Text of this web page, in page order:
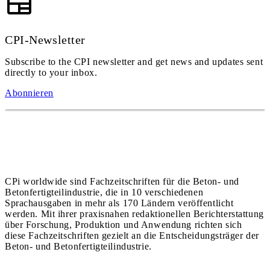
CPI-Newsletter
Subscribe to the CPI newsletter and get news and updates sent
directly to your inbox.
Abonnieren
CPi worldwide sind Fachzeitschriften für die Beton- und
Betonfertigteilindustrie, die in 10 verschiedenen
Sprachausgaben in mehr als 170 Ländern veröffentlicht
werden. Mit ihrer praxisnahen redaktionellen Berichterstattung
über Forschung, Produktion und Anwendung richten sich
diese Fachzeitschriften gezielt an die Entscheidungsträger der
Beton- und Betonfertigteilindustrie.